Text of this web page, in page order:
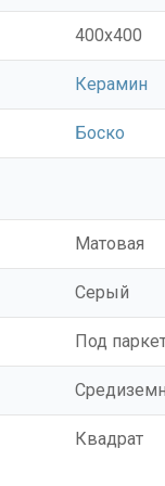
400x400
Керамин
Боско
Матовая
Серый
Под
Квадрат